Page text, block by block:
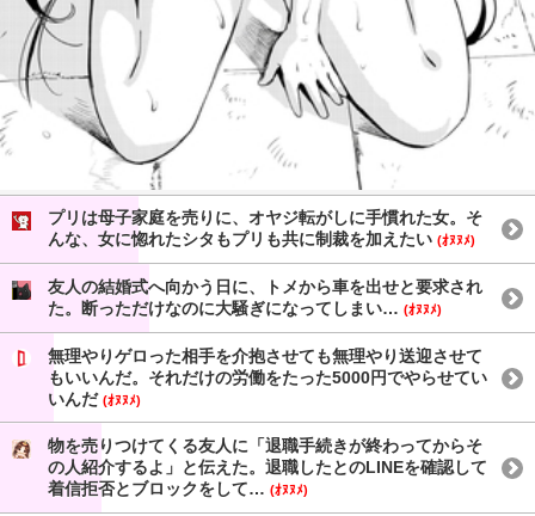
プリは母子家庭を売りに、オヤジ転がしに手慣れた女。そ
んな、女に惚れたシタもプリも共に制裁を加えたい (ｵﾇﾇﾒ)
友人の結婚式へ向かう日に、トメから車を出せと要求され
た。断っただけなのに大騒ぎになってしまい… (ｵﾇﾇﾒ)
無理やりゲロった相手を介抱させても無理やり送迎させて
もいいんだ。それだけの労働をたった5000円でやらせてい
いんだ (ｵﾇﾇﾒ)
物を売りつけてくる友人に「退職手続きが終わってからそ
の人紹介するよ」と伝えた。退職したとのLINEを確認して
着信拒否とブロックをして… (ｵﾇﾇﾒ)